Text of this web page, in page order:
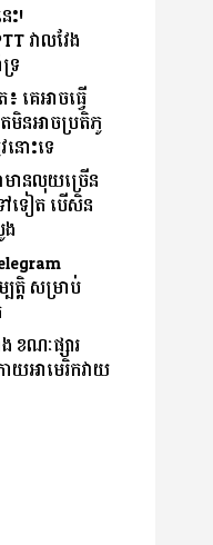
ះ!
វាលវែង
រ
គេអាចធ្វើ
ែមិនអាចប្រតិភូ
នោះទេ
មានលុយច្រើន
ទៀត បើសិន
ត្តិ សម្រាប់
ខណៈផ្សារ
អាមេរិកវាយ